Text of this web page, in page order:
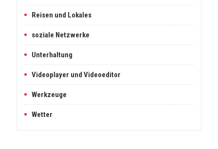
Reisen und Lokales
soziale Netzwerke
Unterhaltung
Videoplayer und Videoeditor
Werkzeuge
Wetter